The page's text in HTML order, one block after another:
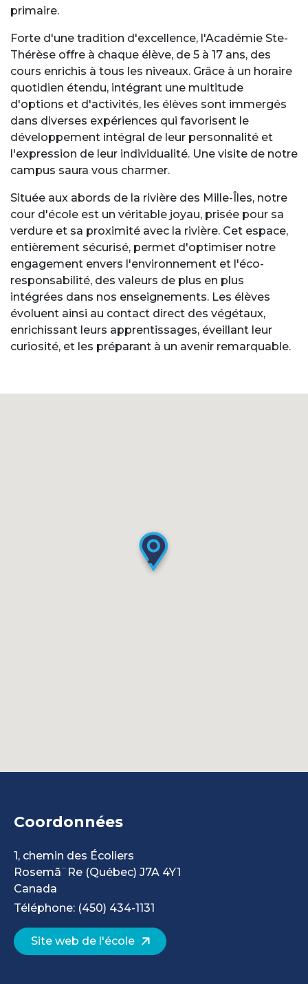
primaire.
Forte d'une tradition d'excellence, l'Académie Ste-
Thérèse offre à chaque élève, de 5 à 17 ans, des
cours enrichis à tous les niveaux. Grâce à un horaire
quotidien étendu, intégrant une multitude
d'options et d'activités, les élèves sont immergés
dans diverses expériences qui favorisent le
développement intégral de leur personnalité et
l'expression de leur individualité. Une visite de notre
campus saura vous charmer.
Située aux abords de la rivière des Mille-Îles, notre
cour d'école est un véritable joyau, prisée pour sa
verdure et sa proximité avec la rivière. Cet espace,
entièrement sécurisé, permet d'optimiser notre
engagement envers l'environnement et l'éco-
responsabilité, des valeurs de plus en plus
intégrées dans nos enseignements. Les élèves
évoluent ainsi au contact direct des végétaux,
enrichissant leurs apprentissages, éveillant leur
curiosité, et les préparant à un avenir remarquable.
Coordonnées
1, chemin des Écoliers
Rosemã¨Re (Québec) J7A 4Y1
Canada
Téléphone: (450) 434-1131
Site web de l'école